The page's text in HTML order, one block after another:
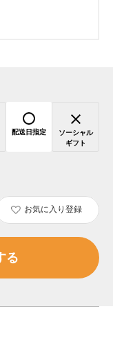
配送日指定
ソーシャル
ギフト
お気に入り登録